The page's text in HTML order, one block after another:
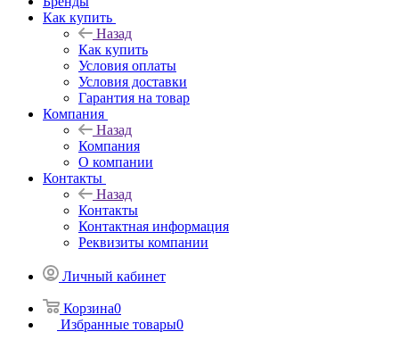
Как купить
Назад
Как купить
Условия оплаты
Условия доставки
Гарантия на товар
Компания
Назад
Компания
О компании
Контакты
Назад
Контакты
Контактная информация
Реквизиты компании
Личный кабинет
Корзина0
Избранные товары0